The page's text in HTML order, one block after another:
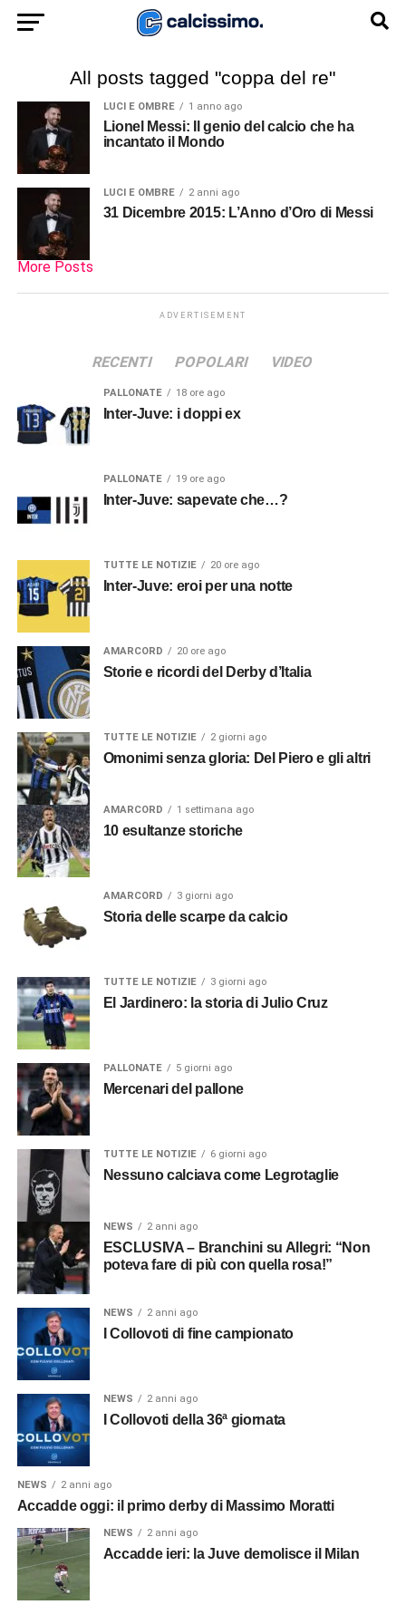
All posts tagged "coppa del re"
LUCI E OMBRE 1 anno ago
Lionel Messi: Il genio del calcio che ha
incantato il Mondo
LUCI E OMBRE 2 anni ago
31 Dicembre 2015: L’Anno d’Oro di Messi
More Posts
ADVERTISEMENT
RECENTI POPOLARI VIDEO
PALLONATE 18 ore ago
Inter-Juve: i doppi ex
PALLONATE 19 ore ago
Inter-Juve: sapevate che…?
TUTTE LE NOTIZIE 20 ore ago
Inter-Juve: eroi per una notte
AMARCORD 20 ore ago
Storie e ricordi del Derby d’Italia
TUTTE LE NOTIZIE 2 giorni ago
Omonimi senza gloria: Del Piero e gli altri
AMARCORD 1 settimana ago
10 esultanze storiche
AMARCORD 3 giorni ago
Storia delle scarpe da calcio
TUTTE LE NOTIZIE 3 giorni ago
El Jardinero: la storia di Julio Cruz
PALLONATE 5 giorni ago
Mercenari del pallone
TUTTE LE NOTIZIE 6 giorni ago
Nessuno calciava come Legrotaglie
NEWS 2 anni ago
ESCLUSIVA – Branchini su Allegri: “Non
poteva fare di più con quella rosa!”
NEWS 2 anni ago
I Collovoti di fine campionato
NEWS 2 anni ago
I Collovoti della 36ª giornata
NEWS 2 anni ago
Accadde oggi: il primo derby di Massimo Moratti
NEWS 2 anni ago
Accadde ieri: la Juve demolisce il Milan